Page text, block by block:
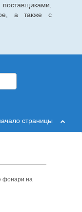
а также с
страницы
фонари на